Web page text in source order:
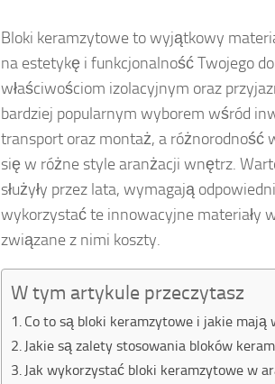
Bloki keramzytowe to wyjątkowy
na estetykę i funkcjonalność Twojego
właściwościom izolacyjnym oraz
bardziej popularnym wyborem wśród
transport oraz montaż, a różnorodność
się w różne style aranżacji wnętrz.
służyły przez lata, wymagają
wykorzystać te innowacyjne materiały
związane z nimi koszty.
W tym artykule przeczytasz
Co to są bloki keramzytowe i jakie mają
Jakie są zalety stosowania bloków
Jak wykorzystać bloki keramzytowe w